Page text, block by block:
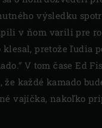
výsledku
v ňom varili pre
pretože ľudia
V tom čase Ed
každé kamado
vajíčka, nakoľko